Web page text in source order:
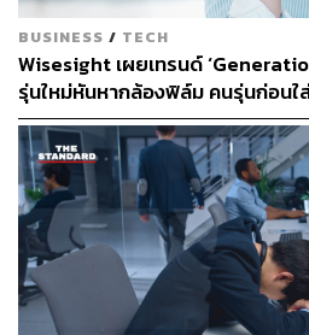
BUSINESS / TECH
Wisesight เผยเทรนด์
รุ่นใหม่หันหากล้องฟิล์ม คนรุ่นก่อน
สะท้อนอายุไม่ใช่ตัวกำหนดรสนิยม